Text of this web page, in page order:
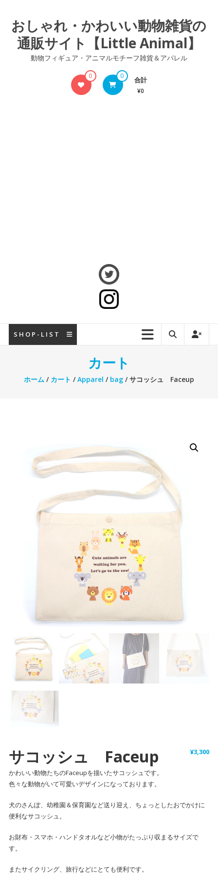
おしゃれ・かわいい動物雑貨の
通販サイト【Little Animal】
動物フィギュア・アニマルモチーフ雑貨＆アパレル
0 0 合計
¥0
S H O P - L I S T
カート
ホーム/ カート /Apparel / bag/ サコッシュ Faceup
サコッシュ Faceup ¥3,300
かわいい動物たちのFaceupを描いたサコッシュです。
色々な動物がいて可愛いデザインになっております。
犬のさんぽ、幼稚園＆保育園など送り迎え、ちょっとしたおでかけに
便利なサコッシュ。
お財布・スマホ・ハンドタオルなど小物がたっぷり収まるサイズで
す。
またサイクリング、旅行などにとても便利です。